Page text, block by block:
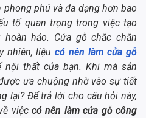
phú và đa dạng hơn bao
tố quan trọng trong việc tạo
hảo. Cửa gỗ chắc chắn
nhiên, liệucó nên làm cửa gỗ
nội thất của bạn. Khi mà sản
ưa chuộng nhờ vào sự tiết
lại? Để trả lời cho câu hỏi này,
việccó nên làm cửa gỗ công